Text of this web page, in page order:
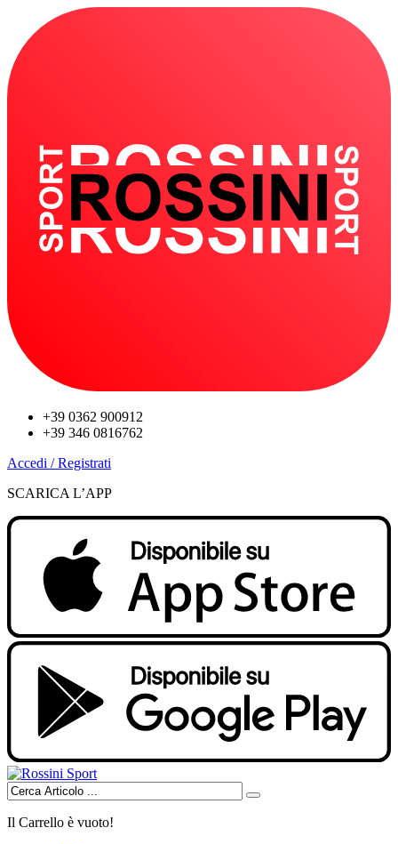
+39 0362 900912
+39 346 0816762
Accedi / Registrati
SCARICA L’APP
Il Carrello è vuoto!